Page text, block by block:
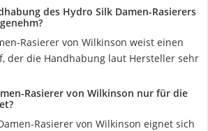
des Hydro Silk Damen-Rasierers
Rasierer von Wilkinson weist einen
der die Handhabung laut Hersteller sehr
Rasierer von Wilkinson nur für die
Rasierer von Wilkinson eignet sich